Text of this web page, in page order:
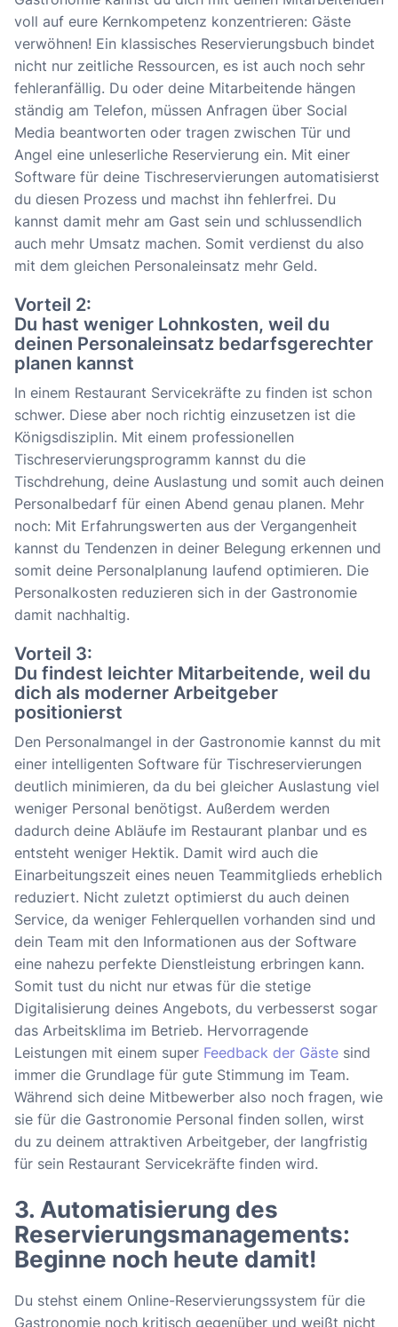
voll auf eure Kernkompetenz konzentrieren: Gäste
verwöhnen! Ein klassisches Reservierungsbuch bindet
nicht nur zeitliche Ressourcen, es ist auch noch sehr
fehleranfällig. Du oder deine Mitarbeitende hängen
ständig am Telefon, müssen Anfragen über Social
Media beantworten oder tragen zwischen Tür und
Angel eine unleserliche Reservierung ein. Mit einer
Software für deine Tischreservierungen automatisierst
du diesen Prozess und machst ihn fehlerfrei. Du
kannst damit mehr am Gast sein und schlussendlich
auch mehr Umsatz machen. Somit verdienst du also
mit dem gleichen Personaleinsatz mehr Geld.
Vorteil 2:
Du hast weniger Lohnkosten, weil du
deinen Personaleinsatz bedarfsgerechter
planen kannst
In einem Restaurant Servicekräfte zu finden ist schon
schwer. Diese aber noch richtig einzusetzen ist die
Königsdisziplin. Mit einem professionellen
Tischreservierungsprogramm kannst du die
Tischdrehung, deine Auslastung und somit auch deinen
Personalbedarf für einen Abend genau planen. Mehr
noch: Mit Erfahrungswerten aus der Vergangenheit
kannst du Tendenzen in deiner Belegung erkennen und
somit deine Personalplanung laufend optimieren. Die
Personalkosten reduzieren sich in der Gastronomie
damit nachhaltig.
Vorteil 3:
Du findest leichter Mitarbeitende, weil du
dich als moderner Arbeitgeber
positionierst
Den Personalmangel in der Gastronomie kannst du mit
einer intelligenten Software für Tischreservierungen
deutlich minimieren, da du bei gleicher Auslastung viel
weniger Personal benötigst. Außerdem werden
dadurch deine Abläufe im Restaurant planbar und es
entsteht weniger Hektik. Damit wird auch die
Einarbeitungszeit eines neuen Teammitglieds erheblich
reduziert. Nicht zuletzt optimierst du auch deinen
Service, da weniger Fehlerquellen vorhanden sind und
dein Team mit den Informationen aus der Software
eine nahezu perfekte Dienstleistung erbringen kann.
Somit tust du nicht nur etwas für die stetige
Digitalisierung deines Angebots, du verbesserst sogar
das Arbeitsklima im Betrieb. Hervorragende
Leistungen mit einem super Feedback der Gäste sind
immer die Grundlage für gute Stimmung im Team.
Während sich deine Mitbewerber also noch fragen, wie
sie für die Gastronomie Personal finden sollen, wirst
du zu deinem attraktiven Arbeitgeber, der langfristig
für sein Restaurant Servicekräfte finden wird.
3. Automatisierung des
Reservierungsmanagements:
Beginne noch heute damit!
Du stehst einem Online-Reservierungssystem für die
Gastronomie noch kritisch gegenüber und weißt nicht